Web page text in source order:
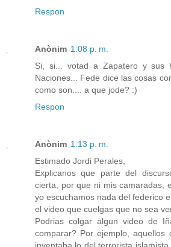
Respon
Anònim 1:08 p. m.
Si, si... votad a Zapatero y sus
Naciones... Fede dice las cosas
como son.... a que jode? :)
Respon
Anònim 1:13 p. m.
Estimado Jordi Perales,
Explicanos que parte del
cierta, por que ni mis camaradas,
yo escuchamos nada del federico
el video que cuelgas que no sea
Podrias colgar algun video de
comparar? Por ejemplo, aquellos
inventaba lo del terrorista